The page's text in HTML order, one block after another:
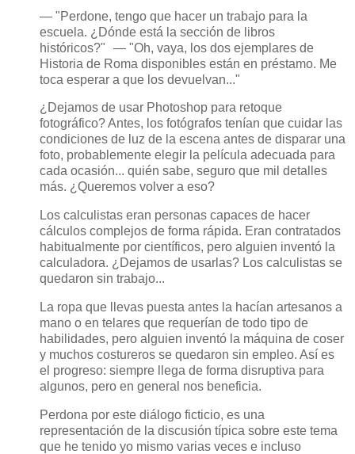
— "Perdone, tengo que hacer un trabajo para la
escuela. ¿Dónde está la sección de libros
históricos?" — "Oh, vaya, los dos ejemplares de
Historia de Roma disponibles están en préstamo. Me
toca esperar a que los devuelvan..."
¿Dejamos de usar Photoshop para retoque
fotográfico? Antes, los fotógrafos tenían que cuidar las
condiciones de luz de la escena antes de disparar una
foto, probablemente elegir la película adecuada para
cada ocasión... quién sabe, seguro que mil detalles
más. ¿Queremos volver a eso?
Los calculistas eran personas capaces de hacer
cálculos complejos de forma rápida. Eran contratados
habitualmente por científicos, pero alguien inventó la
calculadora. ¿Dejamos de usarlas? Los calculistas se
quedaron sin trabajo...
La ropa que llevas puesta antes la hacían artesanos a
mano o en telares que requerían de todo tipo de
habilidades, pero alguien inventó la máquina de coser
y muchos costureros se quedaron sin empleo. Así es
el progreso: siempre llega de forma disruptiva para
algunos, pero en general nos beneficia.
Perdona por este diálogo ficticio, es una
representación de la discusión típica sobre este tema
que he tenido yo mismo varias veces e incluso